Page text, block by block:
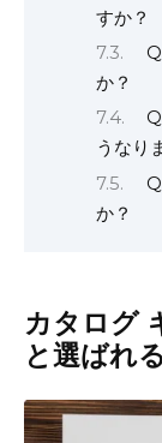
すか？
か？
うなり
か？
カタログ
と選ばれ